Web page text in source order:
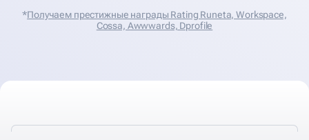
*Получаем престижные награды Rating Runeta, Workspace,
Cossa, Аwwwards, Dprofile